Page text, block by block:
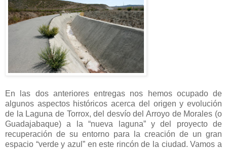
En las dos anteriores entregas nos hemos ocupado de
algunos aspectos históricos acerca del origen y evolución
de la Laguna de Torrox, del desvío del Arroyo de Morales (o
Guadajabaque) a la “nueva laguna” y del proyecto de
recuperación de su entorno para la creación de un gran
espacio “verde y azul” en este rincón de la ciudad. Vamos a